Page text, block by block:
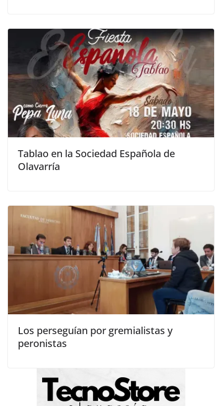
Tablao en la Sociedad Española de
Olavarría
Los perseguían por gremialistas y
peronistas